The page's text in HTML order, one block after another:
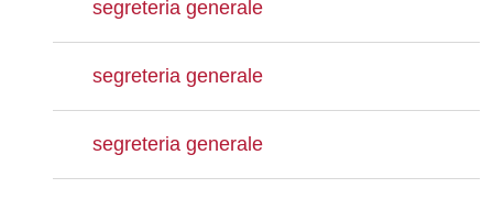
segreteria generale
segreteria generale
segreteria generale